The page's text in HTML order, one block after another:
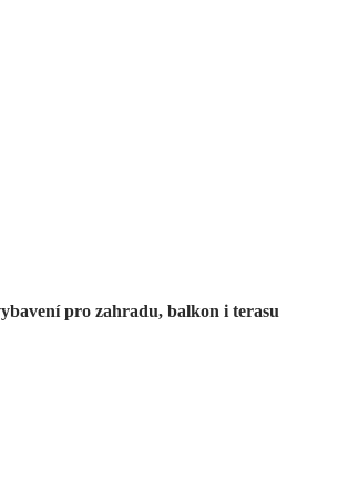
pro zahradu, balkon i terasu